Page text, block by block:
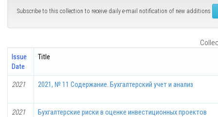
Subscribe to this collection to receive daily e-mail notification of new additions
Issue
Date
Title
2021 2021, № 11 Содержание. Бухгалтерский учет и анализ
2021 Бухгалтерские риски в оценке инвестиционных проектов